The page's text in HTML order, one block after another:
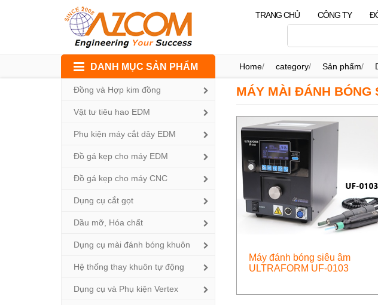
content
TRANG CHỦ CÔNG TY
Home/ category/ Sản phẩm/
DANH MỤC SẢN PHẨM
Đồng và Hợp kim đồng
Vật tư tiêu hao EDM
Phụ kiện máy cắt dây EDM
Đồ gá kẹp cho máy EDM
Đồ gá kẹp cho máy CNC
Dụng cụ cắt gọt
Dầu mỡ, Hóa chất
Dụng cụ mài đánh bóng khuôn
Hệ thống thay khuôn tự động
Dụng cụ và Phụ kiện Vertex
MÁY MÀI ĐÁNH BÓNG
Máy đánh bóng siêu âm
ULTRAFORM UF-0103